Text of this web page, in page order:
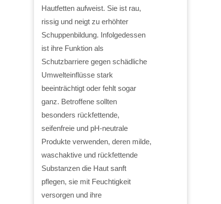
Hautfetten aufweist. Sie ist rau,
rissig und neigt zu erhöhter
Schuppenbildung. Infolgedessen
ist ihre Funktion als
Schutzbarriere gegen schädliche
Umwelteinflüsse stark
beeinträchtigt oder fehlt sogar
ganz. Betroffene sollten
besonders rückfettende,
seifenfreie und pH-neutrale
Produkte verwenden, deren milde,
waschaktive und rückfettende
Substanzen die Haut sanft
pflegen, sie mit Feuchtigkeit
versorgen und ihre